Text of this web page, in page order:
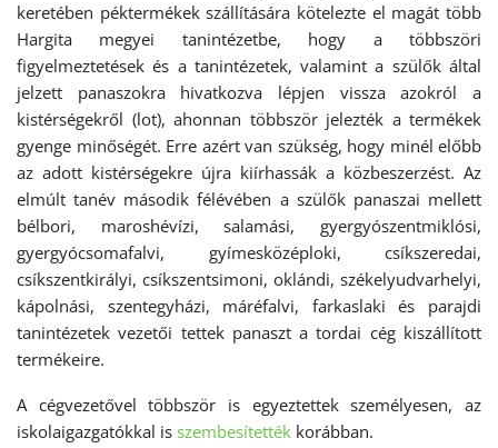
keretében péktermékek szállítására kötelezte el magát több
Hargita megyei tanintézetbe, hogy a többszöri
figyelmeztetések és a tanintézetek, valamint a szülők által
jelzett panaszokra hivatkozva lépjen vissza azokról a
kistérségekről (lot), ahonnan többször jelezték a termékek
gyenge minőségét. Erre azért van szükség, hogy minél előbb
az adott kistérségekre újra kiírhassák a közbeszerzést. Az
elmúlt tanév második félévében a szülők panaszai mellett
bélbori, maroshévízi, salamási, gyergyószentmiklósi,
gyergyócsomafalvi, gyímesközéploki, csíkszeredai,
csíkszentkirályi, csíkszentsimoni, oklándi, székelyudvarhelyi,
kápolnási, szentegyházi, máréfalvi, farkaslaki és parajdi
tanintézetek vezetői tettek panaszt a tordai cég kiszállított
termékeire.
A cégvezetővel többször is egyeztettek személyesen, az
iskolaigazgatókkal is szembesítették korábban.